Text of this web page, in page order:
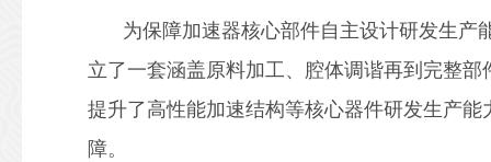
为保障加速器核心部件自主设计研发生产
立了一套涵盖原料加工、腔体调谐再到完整
提升了高性能加速结构等核心器件研发生产
障。